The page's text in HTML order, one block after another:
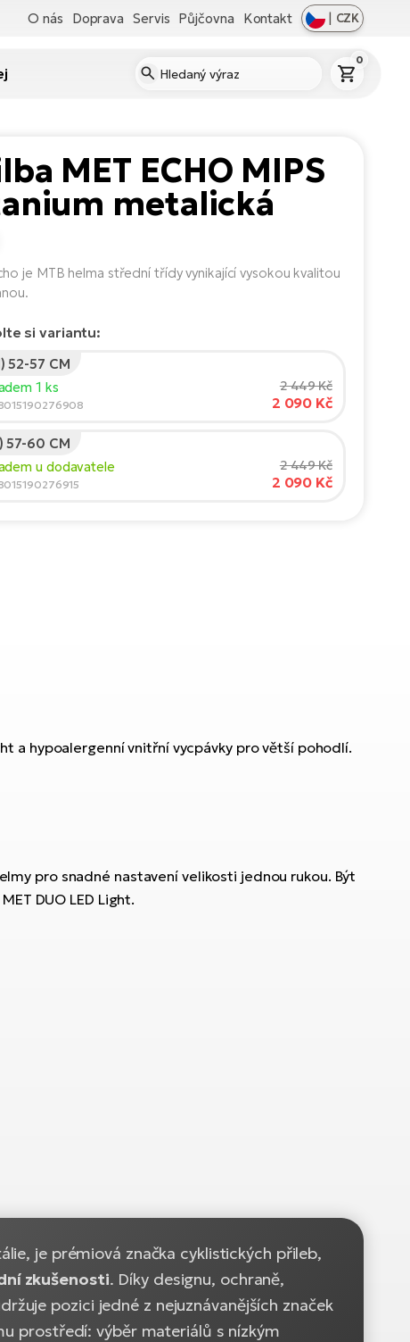
O nás Doprava Servis Půjčovna Kontakt | CZK
0
MET ECHO MIPS
metalická
je MTB helma střední třídy vynikající vysokou kvalitou
si variantu:
52-57 CM
1 ks
2 449 Kč
2 090 Kč
57-60 CM
u dodavatele
2 449 Kč
2 090 Kč
a hypoalergenní vnitřní vycpávky pro větší pohodlí.
pro snadné nastavení velikosti jednou rukou. Být
DUO LED Light.
, je prémiová značka cyklistických přileb,
zkušenosti. Díky designu, ochraně,
pozici jedné z nejuznávanějších značek
prostředí: výběr materiálů s nízkým